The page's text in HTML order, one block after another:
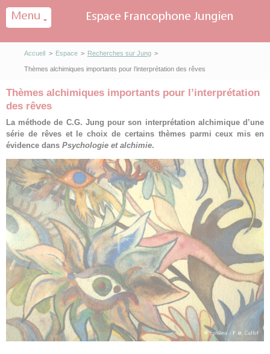
Accueil > Espace > Recherches sur Jung >
Thèmes alchimiques importants pour l’interprétation des rêves
Thèmes alchimiques importants pour l’interprétation
des rêves
La méthode de C.G. Jung pour son interprétation alchimique d’une
série de rêves et le choix de certains thèmes parmi ceux mis en
évidence dans Psychologie et alchimie.
Panneau de gestion des cookies